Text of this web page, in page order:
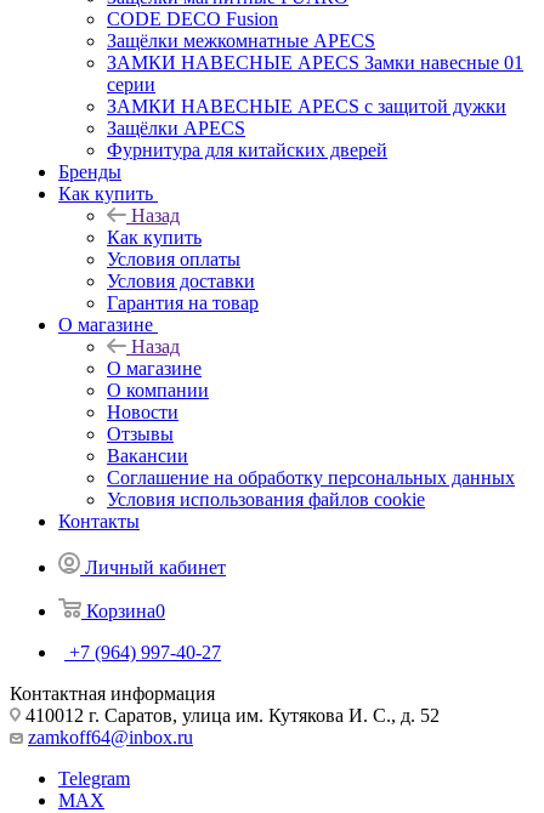
CODE DECO Fusion
Защёлки межкомнатные APECS
ЗАМКИ НАВЕСНЫЕ APECS Замки навесные 01
серии
ЗАМКИ НАВЕСНЫЕ APECS с защитой дужки
Защёлки APECS
Фурнитура для китайских дверей
Бренды
Как купить
Назад
Как купить
Условия оплаты
Условия доставки
Гарантия на товар
О магазине
Назад
О магазине
О компании
Новости
Отзывы
Вакансии
Соглашение на обработку персональных данных
Условия использования файлов cookie
Контакты
Личный кабинет
Корзина0
+7 (964) 997-40-27
Контактная информация
410012 г. Саратов, улица им. Кутякова И. С., д. 52
zamkoff64@inbox.ru
Telegram
MAX